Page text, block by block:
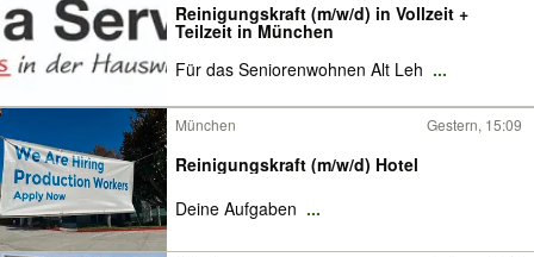
Reinigungskraft (m/w/d) in Vollzeit +
Teilzeit in München
Für das Seniorenwohnen Alt Leh ...
München Gestern, 15:09
Reinigungskraft (m/w/d) Hotel
Deine Aufgaben ...